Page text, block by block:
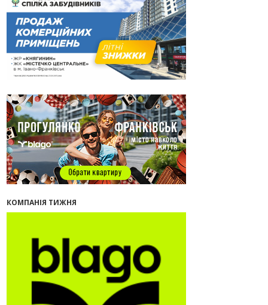
13:35
У Франківську анонсували новий
житловий масив «Надрічний»
30.07.2026
15:01
Ринок житла зміщується на захід:
Франківськ — серед лідерів за
зростанням цін на новобудови
архітектор Ігор Панчишин про
спадщину, забудову та майбутнє
міста
29.07.2026
13:31
Спадщина не на часі. Чи
продовжує Франківськ втрачати
пам’ятки?
будівництво нового житлового
масиву «Надрічний»
конференцію для фахівців ринку
нерухомості та девелоперів
27.07.2026
Нерухомість як антикризовий
актив: стратегії для Івано-
Франківська
КОМПАНІЯ ТИЖНЯ